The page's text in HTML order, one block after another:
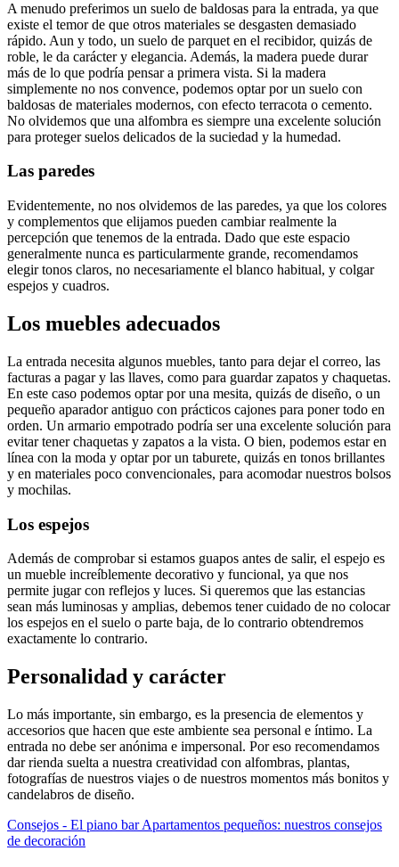
A menudo preferimos un suelo de baldosas para la entrada, ya que
existe el temor de que otros materiales se desgasten demasiado
rápido. Aun y todo, un suelo de parquet en el recibidor, quizás de
roble, le da carácter y elegancia. Además, la madera puede durar
más de lo que podría pensar a primera vista. Si la madera
simplemente no nos convence, podemos optar por un suelo con
baldosas de materiales modernos, con efecto terracota o cemento.
No olvidemos que una alfombra es siempre una excelente solución
para proteger suelos delicados de la suciedad y la humedad.
Las paredes
Evidentemente, no nos olvidemos de las paredes, ya que los colores
y complementos que elijamos pueden cambiar realmente la
percepción que tenemos de la entrada. Dado que este espacio
generalmente nunca es particularmente grande, recomendamos
elegir tonos claros, no necesariamente el blanco habitual, y colgar
espejos y cuadros.
Los muebles adecuados
La entrada necesita algunos muebles, tanto para dejar el correo, las
facturas a pagar y las llaves, como para guardar zapatos y chaquetas.
En este caso podemos optar por una mesita, quizás de diseño, o un
pequeño aparador antiguo con prácticos cajones para poner todo en
orden. Un armario empotrado podría ser una excelente solución para
evitar tener chaquetas y zapatos a la vista. O bien, podemos estar en
línea con la moda y optar por un taburete, quizás en tonos brillantes
y en materiales poco convencionales, para acomodar nuestros bolsos
y mochilas.
Los espejos
Además de comprobar si estamos guapos antes de salir, el espejo es
un mueble increíblemente decorativo y funcional, ya que nos
permite jugar con reflejos y luces. Si queremos que las estancias
sean más luminosas y amplias, debemos tener cuidado de no colocar
los espejos en el suelo o parte baja, de lo contrario obtendremos
exactamente lo contrario.
Personalidad y carácter
Lo más importante, sin embargo, es la presencia de elementos y
accesorios que hacen que este ambiente sea personal e íntimo. La
entrada no debe ser anónima e impersonal. Por eso recomendamos
dar rienda suelta a nuestra creatividad con alfombras, plantas,
fotografías de nuestros viajes o de nuestros momentos más bonitos y
candelabros de diseño.
Consejos - El piano bar Apartamentos pequeños: nuestros consejos
de decoración